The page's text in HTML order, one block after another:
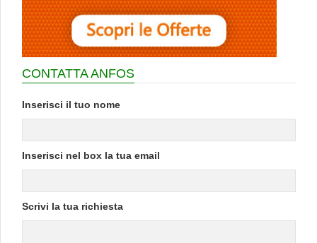
CONTATTA ANFOS
Inserisci il tuo nome
Inserisci nel box la tua email
Scrivi la tua richiesta